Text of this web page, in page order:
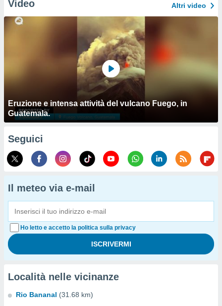
Video Altri video
Eruzione e intensa attività del vulcano Fuego, in
Guatemala.
Seguici
Il meteo via e-mail
Ho letto e accetto la politica sulla privacy
Località nelle vicinanze
Rio Bananal (31.68 km)